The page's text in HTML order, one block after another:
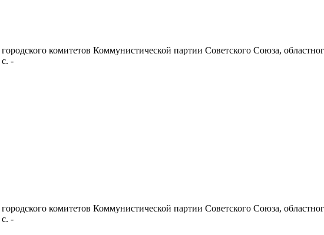
комитетов Коммунистической партии Советского Союза,
-
комитетов Коммунистической партии Советского Союза,
-